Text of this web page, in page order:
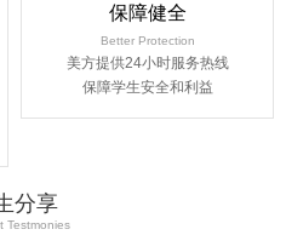
保障健全
Better Protection
美方提供24小时服务热线
保障学生安全和利益
分享
Testmonies